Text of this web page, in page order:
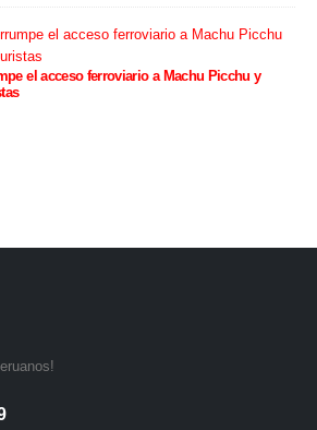
el acceso ferroviario a Machu Picchu y